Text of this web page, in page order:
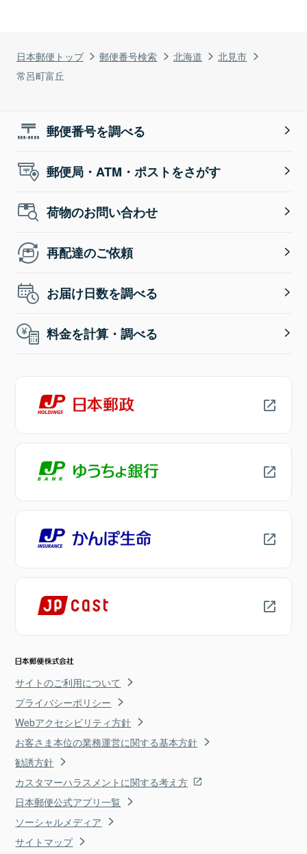
日本郵便トップ 郵便番号検索 北海道
北見市
常呂町富丘
郵便番号を調べる
郵便局・ATM・ポストをさがす
荷物のお問い合わせ
再配達のご依頼
お届け日数を調べる
料金を計算・調べる
サイトのご利用について
プライバシーポリシー
Webアクセシビリティ方針
お客さま本位の業務運営に関する基本方針
勧誘方針
カスタマーハラスメントに関する考え方
日本郵便公式アプリ一覧
ソーシャルメディア
サイトマップ